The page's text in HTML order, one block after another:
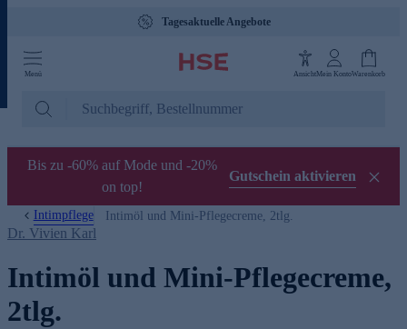
Tagesaktuelle Angebote
Menü AnsichtMein KontoWarenkorb
Bis zu -60% auf Mode und -20%
on top!
Gutschein aktivieren
Intimpflege Intimöl und Mini-Pflegecreme, 2tlg.
Dr. Vivien Karl
Intimöl und Mini-Pflegecreme,
2tlg.